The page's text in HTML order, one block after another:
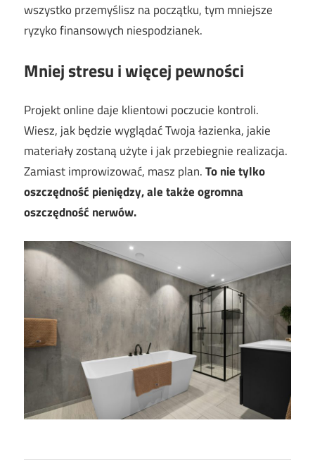
wszystko przemyślisz na początku, tym mniejsze
ryzyko finansowych niespodzianek.
Mniej stresu i więcej pewności
Projekt online daje klientowi poczucie kontroli.
Wiesz, jak będzie wyglądać Twoja łazienka, jakie
materiały zostaną użyte i jak przebiegnie realizacja.
Zamiast improwizować, masz plan.To nie tylko
oszczędność pieniędzy, ale także ogromna
oszczędność nerwów.